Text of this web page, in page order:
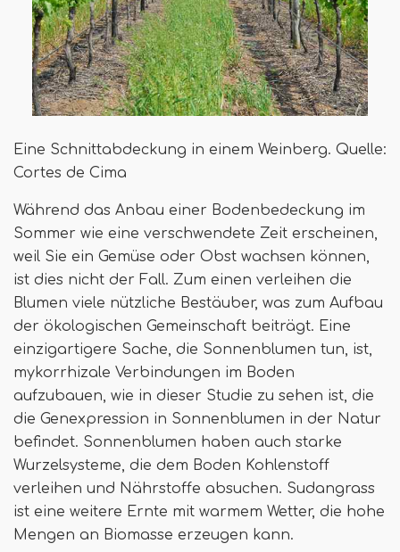
Eine Schnittabdeckung in einem Weinberg. Quelle:
Cortes de Cima
Während das Anbau einer Bodenbedeckung im
Sommer wie eine verschwendete Zeit erscheinen,
weil Sie ein Gemüse oder Obst wachsen können,
ist dies nicht der Fall. Zum einen verleihen die
Blumen viele nützliche Bestäuber, was zum Aufbau
der ökologischen Gemeinschaft beiträgt. Eine
einzigartigere Sache, die Sonnenblumen tun, ist,
mykorrhizale Verbindungen im Boden
aufzubauen, wie in dieser Studie zu sehen ist, die
die Genexpression in Sonnenblumen in der Natur
befindet. Sonnenblumen haben auch starke
Wurzelsysteme, die dem Boden Kohlenstoff
verleihen und Nährstoffe absuchen. Sudangrass
ist eine weitere Ernte mit warmem Wetter, die hohe
Mengen an Biomasse erzeugen kann.